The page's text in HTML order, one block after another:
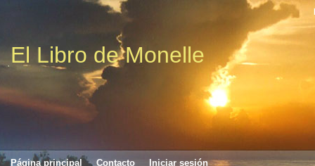
El Libro de Monelle
Página principal Contacto Iniciar sesión